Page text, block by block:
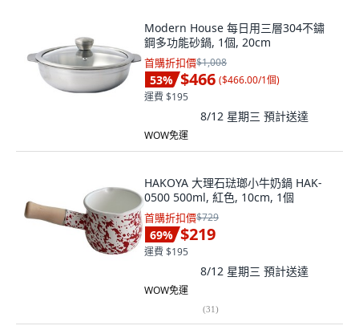
Modern House 每日用三層304不鏽
鋼多功能砂鍋, 1個, 20cm
首購折扣價$1,008
53% $466 ($466.00/1個)
運費 $195
8/12 星期三 預計送達
WOW免運
HAKOYA 大理石琺瑯小牛奶鍋 HAK-
0500 500ml, 紅色, 10cm, 1個
首購折扣價$729
69% $219
運費 $195
8/12 星期三 預計送達
WOW免運
(31)